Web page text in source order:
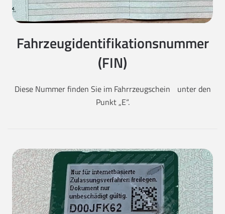
Fahrzeugidentifikationsnummer
(FIN)
Diese Nummer finden Sie im Fahrrzeugschein unter den
Punkt „E“.